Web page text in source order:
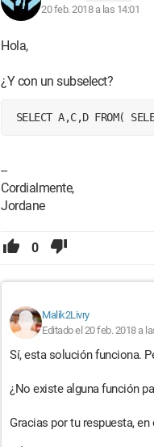
Se lo agradeceré de
Malik
20 feb. 2018 a las 14:01
Hola,
¿Y con un subselect?
SELECT A,C,D FROM(
--
Cordialmente,
0
Malik2Livry
Editado el 20 feb. 2018 a
Sí, esta solución funciona.
¿No existe alguna función
Gracias por tu respuesta,